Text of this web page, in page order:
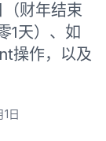
财年结束
1天）、如
操作，以及
日